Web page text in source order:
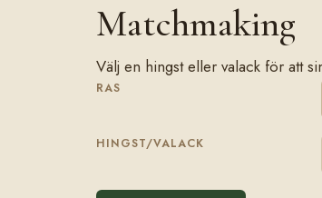
Matchmaking
Välj en hingst eller valack för att
RAS
HINGST/VALACK